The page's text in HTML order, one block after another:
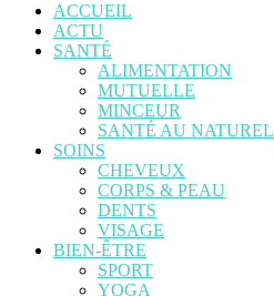
ACCUEIL
ACTU
SANTÉ
ALIMENTATION
MUTUELLE
MINCEUR
SANTÉ AU NATUREL
SOINS
CHEVEUX
CORPS & PEAU
DENTS
VISAGE
BIEN-ÊTRE
SPORT
YOGA